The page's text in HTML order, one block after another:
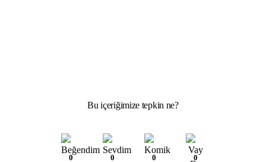
Bu içeriğimize tepkin ne?
0 0 0 0